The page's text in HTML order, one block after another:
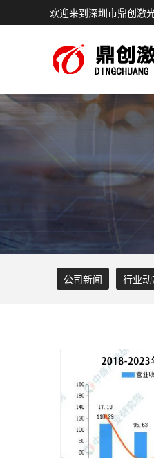
欢迎来到深圳市鼎创激
公司新闻 行业